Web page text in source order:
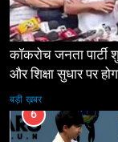
कॉकरोच जनता पार्टी
और शिक्षा सुधार पर
बड़ी ख़बर
6